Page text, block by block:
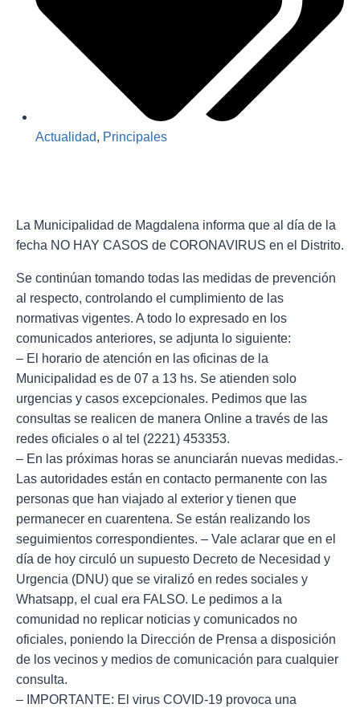
Actualidad, Principales
La Municipalidad de Magdalena informa que al día de la
fecha NO HAY CASOS de CORONAVIRUS en el Distrito.
Se continúan tomando todas las medidas de prevención
al respecto, controlando el cumplimiento de las
normativas vigentes. A todo lo expresado en los
comunicados anteriores, se adjunta lo siguiente:
– El horario de atención en las oficinas de la
Municipalidad es de 07 a 13 hs. Se atienden solo
urgencias y casos excepcionales. Pedimos que las
consultas se realicen de manera Online a través de las
redes oficiales o al tel (2221) 453353.
– En las próximas horas se anunciarán nuevas medidas.-
Las autoridades están en contacto permanente con las
personas que han viajado al exterior y tienen que
permanecer en cuarentena. Se están realizando los
seguimientos correspondientes. – Vale aclarar que en el
día de hoy circuló un supuesto Decreto de Necesidad y
Urgencia (DNU) que se viralizó en redes sociales y
Whatsapp, el cual era FALSO. Le pedimos a la
comunidad no replicar noticias y comunicados no
oficiales, poniendo la Dirección de Prensa a disposición
de los vecinos y medios de comunicación para cualquier
consulta.
– IMPORTANTE: El virus COVID-19 provoca una